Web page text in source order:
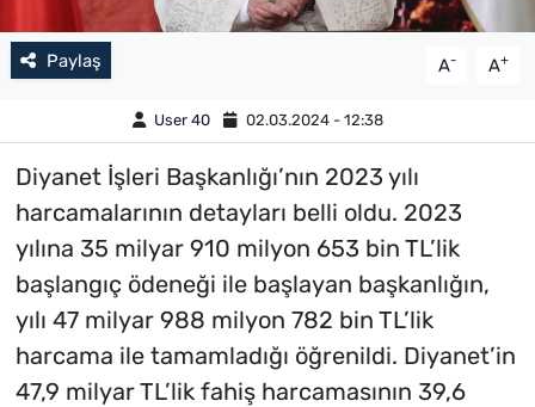
Paylaş A- A+
User 40 02.03.2024 - 12:38
Diyanet İşleri Başkanlığı’nın 2023 yılı
harcamalarının detayları belli oldu. 2023
yılına 35 milyar 910 milyon 653 bin TL’lik
başlangıç ödeneği ile başlayan başkanlığın,
yılı 47 milyar 988 milyon 782 bin TL’lik
harcama ile tamamladığı öğrenildi. Diyanet’in
47,9 milyar TL’lik fahiş harcamasının 39,6